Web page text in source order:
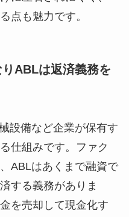
点も魅力です。
ABLは返済義務を
設備など企業が保有す
仕組みです。ファク
ABLはあくまで融資で
する義務がありま
を売却して現金化す